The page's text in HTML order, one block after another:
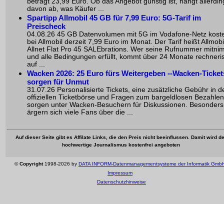
davon ab, was Käufer ...
Spartipp Allmobil 45 GB für 7,99 Euro: 5G-Tarif im
Preischeck
04.08.26 45 GB Datenvolumen mit 5G im Vodafone-Netz
bei Allmobil derzeit 7,99 Euro im Monat. Der Tarif heißt
Allnet Flat Pro 45 SALEbrations. Wer seine Rufnummer
und alle Bedingungen erfüllt, kommt über 24 Monate
auf ...
Wacken 2026: 25 Euro fürs Weitergeben --Wacken-
sorgen für Unmut
31.07.26 Personalisierte Tickets, eine zusätzliche Gebühr in
offiziellen Ticketbörse und Fragen zum bargeldlosen Bezahlen
sorgen unter Wacken-Besuchern für Diskussionen. Besonders
ärgern sich viele Fans über die ...
Auf dieser Seite gibt es Affilate Links, die den Preis nicht beeinflussen. Damit wird
hochwertige Journalismus kostenfrei angeboten
©Copyright1998-2026 by DATA INFORM-Datenmanagementsysteme der Informatik
Impressum
Datenschutzhinweise